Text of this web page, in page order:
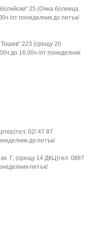
25 (Очна болница
/от понеделник до петък/
223 (срещу 20
до 16.00ч /от понеделник
02/ 47 87
до петък/
Г, (срещу 14 ДКЦ)тел. 0887
петък/